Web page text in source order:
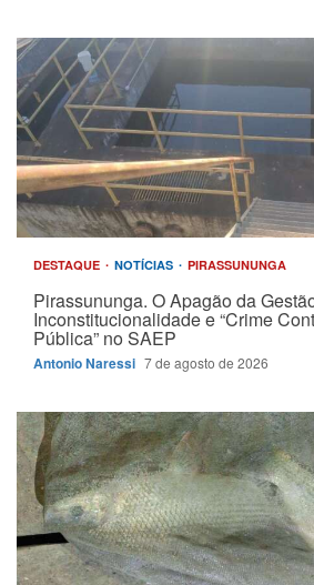
DESTAQUE NOTÍCIAS PIRASSUNUNGA
Pirassununga. O Apagão da
Inconstitucionalidade e “Crime
Pública” no SAEP
Antonio Naressi 7 de agosto de 2026